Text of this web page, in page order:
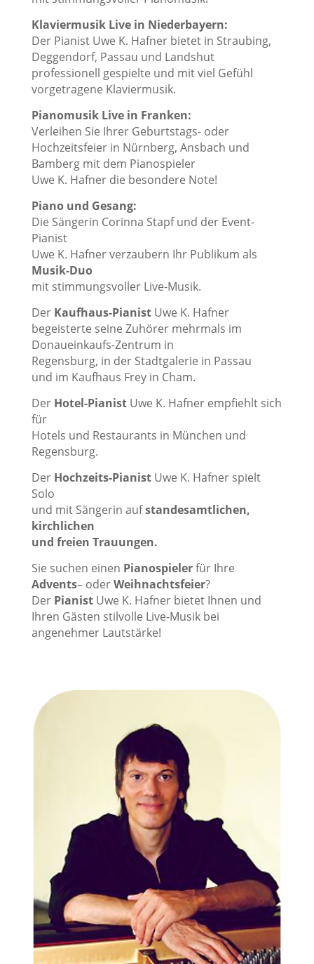
Klaviermusik Live in Niederbayern:
Der Pianist Uwe K. Hafner bietet in Straubing,
Deggendorf, Passau und Landshut
professionell gespielte und mit viel Gefühl
vorgetragene Klaviermusik.
Pianomusik Live in Franken:
Verleihen Sie Ihrer Geburtstags- oder
Hochzeitsfeier in Nürnberg, Ansbach und
Bamberg mit dem Pianospieler
Uwe K. Hafner die besondere Note!
Piano und Gesang:
Die Sängerin Corinna Stapf und der Event-
Pianist
Uwe K. Hafner verzaubern Ihr Publikum als
Musik-Duo
mit stimmungsvoller Live-Musik.
Der Kaufhaus-PianistUwe K. Hafner
begeisterte seine Zuhörer mehrmals im
Donaueinkaufs-Zentrum in
Regensburg, in der Stadtgalerie in Passau
und im Kaufhaus Frey in Cham.
Der Hotel-PianistUwe K. Hafner empfiehlt sich
für
Hotels und Restaurants in München und
Regensburg.
DerHochzeits-PianistUwe K. Hafner spielt
Solo
und mit Sängerin aufstandesamtlichen,
kirchlichen
und freien Trauungen.
Sie suchen einen Pianospielerfür Ihre
Advents– oderWeihnachtsfeier?
Der PianistUwe K. Hafner bietet Ihnen und
Ihren Gästen stilvolle Live-Musik bei
angenehmer Lautstärke!